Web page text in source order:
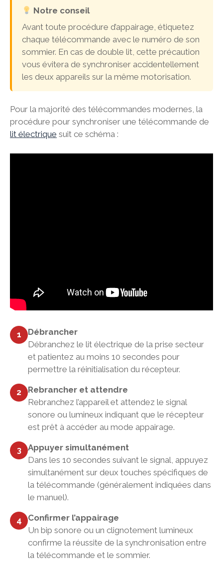
Notre conseil
Avant toute procédure d’appairage, étiquetez
chaque télécommande avec le numéro de son
sommier. En cas de double lit, cette précaution
vous évitera de synchroniser accidentellement
les deux appareils sur la même motorisation.
Pour la majorité des télécommandes modernes, la
procédure pour synchroniser une télécommande de
lit électrique suit ce schéma :
1
Débrancher
Débranchez le lit électrique de la prise secteur
et patientez au moins 10 secondes pour
permettre la réinitialisation du récepteur.
2
Rebrancher et attendre
Rebranchez l’appareil et attendez le signal
sonore ou lumineux indiquant que le récepteur
est prêt à accéder au mode appairage.
3
Appuyer simultanément
Dans les 10 secondes suivant le signal, appuyez
simultanément sur deux touches spécifiques de
la télécommande (généralement indiquées dans
le manuel).
4
Confirmer l’appairage
Un bip sonore ou un clignotement lumineux
confirme la réussite de la synchronisation entre
la télécommande et le sommier.